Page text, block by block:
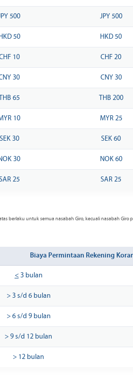
500 JPY 500
HKD 50 HKD 50
10 CHF 20
30 CNY 30
THB 65 THB 200
10 MYR 25
SEK 30 SEK 60
30 NOK 60
25 SAR 25
berlaku untuk semua nasabah Giro, kecuali nasabah
Biaya Permintaan Rekening
<3 bulan
> 3 s/d 6 bulan
> 6 s/d 9 bulan
> 9 s/d 12 bulan
> 12 bulan